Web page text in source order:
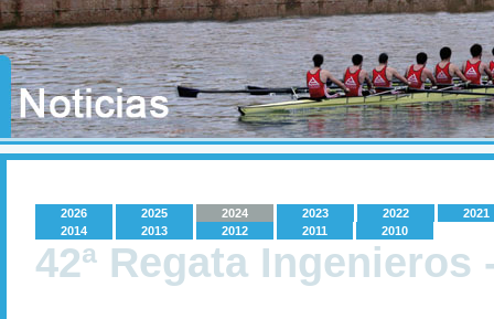
2026 2025 2024 2023 2022
2021
2014
2013 2012 2011 2010
42ª Regata Ingenieros